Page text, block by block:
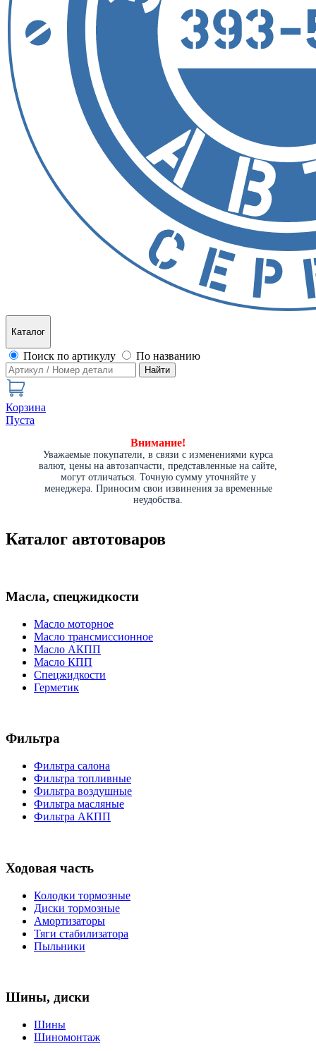
Каталог
Поиск по артикулу По названию
Найти
Корзина
Пуста
Внимание!
Уважаемые покупатели, в связи с изменениями курса
валют, цены на автозапчасти, представленные на сайте,
могут отличаться. Точную сумму уточняйте у
менеджера. Приносим свои извинения за временные
неудобства.
Каталог автотоваров
Масла, спецжидкости
Масло моторное
Масло трансмиссионное
Масло АКПП
Масло КПП
Спецжидкости
Герметик
Фильтра
Фильтра салона
Фильтра топливные
Фильтра воздушные
Фильтра масляные
Фильтра АКПП
Ходовая часть
Колодки тормозные
Диски тормозные
Амортизаторы
Тяги стабилизатора
Пыльники
Шины, диски
Шины
Шиномонтаж